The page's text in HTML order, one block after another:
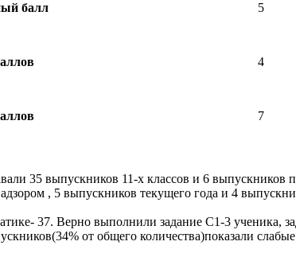
балл 5
4
7
35 выпускников 11-х классов и 6 выпускников
, 5 выпускников текущего года и 4
37. Верно выполнили задание С1-3 ученика,
от общего количества)показали